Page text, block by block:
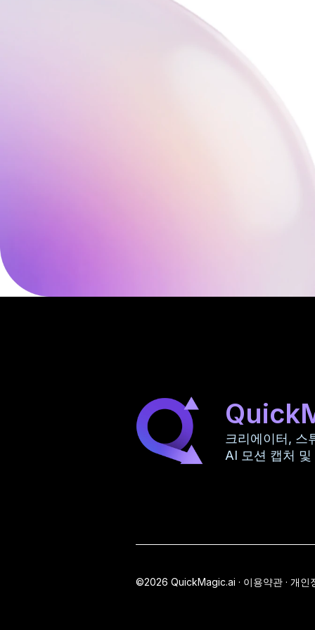
크리에이터, 스
AI 모션 캡처
©2026 QuickMagic.ai · 이용약관 · 개인